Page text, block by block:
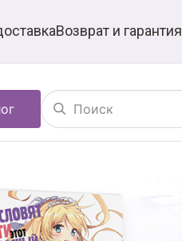
Возврат и гарантия